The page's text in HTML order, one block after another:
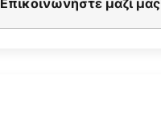
Επικοινωνήστε μαζί μας